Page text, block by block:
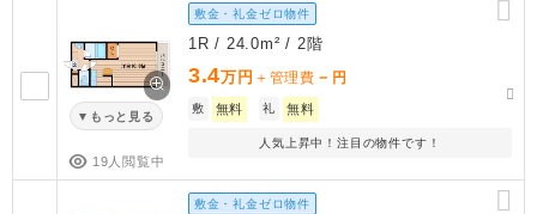
もっと見る
19人閲覧中
敷金・礼金ゼロ物件
1R / 24.0m² / 2階
3.4万円 ＋管理費 － 円
敷 無料 礼 無料
人気上昇中！注目の物件です！
敷金・礼金ゼロ物件